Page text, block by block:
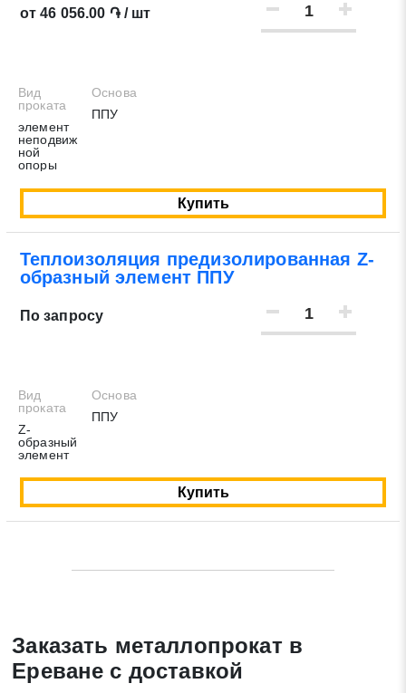
от 46 056.00 ֏ / шт
Вид
проката
элемент
неподвиж
ной
опоры
Основа
ППУ
Купить
Теплоизоляция предизолированная Z-
образный элемент ППУ
По запросу
Вид
проката
Z-
образный
элемент
Основа
ППУ
Купить
Заказать металлопрокат в
Ереване с доставкой